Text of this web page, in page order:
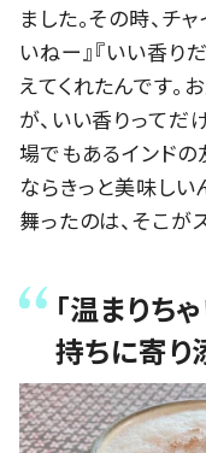
ました。その時、チ
いねー』『いい香り
えてくれたんです
が、いい香りってだ
場でもあるインドの
ならきっと美味しい
舞ったのは、そこが
「温まりち
持ちに寄り